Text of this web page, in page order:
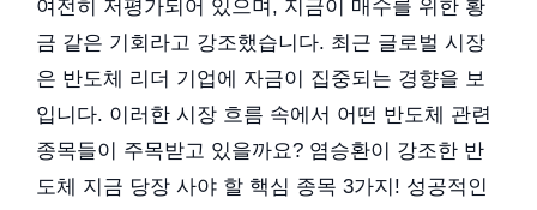
여전히 저평가되어 있으며, 지금이 매수를 위한 황
금 같은 기회라고 강조했습니다. 최근 글로벌 시장
은 반도체 리더 기업에 자금이 집중되는 경향을 보
입니다. 이러한 시장 흐름 속에서 어떤 반도체 관련
종목들이 주목받고 있을까요? 염승환이 강조한 반
도체 지금 당장 사야 할 핵심 종목 3가지! 성공적인